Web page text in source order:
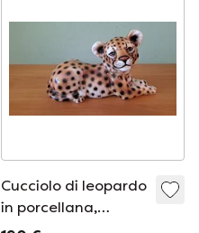
Cucciolo di leopardo
in porcellana,
prodotto in Italia